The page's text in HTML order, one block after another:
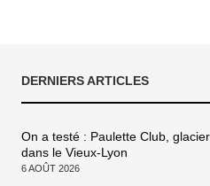
DERNIERS ARTICLES
On a testé : Paulette Club,
dans le Vieux-Lyon
6 AOÛT 2026